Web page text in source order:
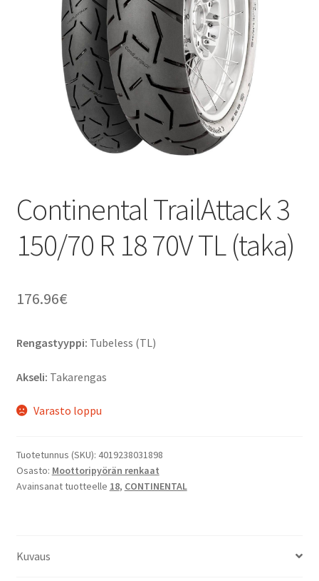
Continental TrailAttack 3
150/70 R 18 70V TL (taka)
176.96€
Rengastyyppi: Tubeless (TL)
Akseli: Takarengas
Varasto loppu
Tuotetunnus (SKU): 4019238031898
Osasto: Moottoripyörän renkaat
Avainsanat tuotteelle 18, CONTINENTAL
Kuvaus